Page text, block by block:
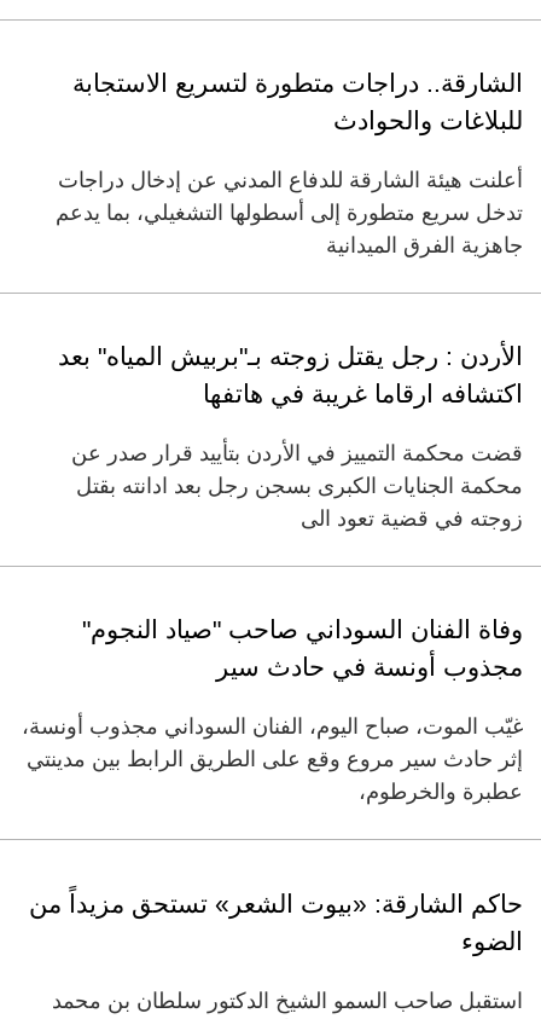
الشارقة.. دراجات متطورة لتسريع الاستجابة
للبلاغات والحوادث
أعلنت هيئة الشارقة للدفاع المدني عن إدخال دراجات
تدخل سريع متطورة إلى أسطولها التشغيلي، بما يدعم
جاهزية الفرق الميدانية
الأردن : رجل يقتل زوجته بـ"بربيش المياه" بعد
اكتشافه ارقاما غريبة في هاتفها
قضت محكمة التمييز في الأردن بتأييد قرار صدر عن
محكمة الجنايات الكبرى بسجن رجل بعد ادانته بقتل
زوجته في قضية تعود الى
وفاة الفنان السوداني صاحب "صياد النجوم"
مجذوب أونسة في حادث سير
غيّب الموت، صباح اليوم، الفنان السوداني مجذوب أونسة،
إثر حادث سير مروع وقع على الطريق الرابط بين مدينتي
عطبرة والخرطوم،
حاكم الشارقة: «بيوت الشعر» تستحق مزيداً من
الضوء
استقبل صاحب السمو الشيخ الدكتور سلطان بن محمد